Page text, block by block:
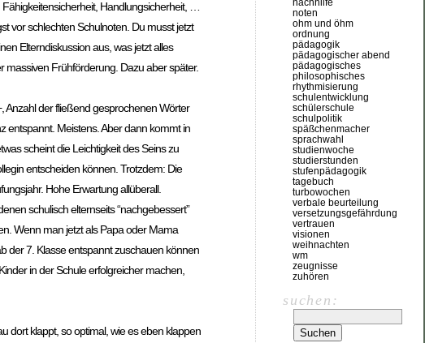
Handlungsicherheit, …
vor schlechten Schulnoten. Du musst jetzt
Elterndiskussion aus, was jetzt alles
massiven Frühförderung. Dazu aber später.
Anzahl der fließend gesprochenen Wörter
entspannt. Meistens. Aber dann kommt in
scheint die Leichtigkeit des Seins zu
entscheiden können. Trotzdem: Die
Hohe Erwartung allüberall.
schulisch elternseits “nachgebessert”
Wenn man jetzt als Papa oder Mama
der 7. Klasse entspannt zuschauen können
in der Schule erfolgreicher machen,
dort klappt, so optimal, wie es eben klappen
nachhilfe
noten
ohm und öhm
ordnung
pädagogik
pädagogischer abend
pädagogisches
philosophisches
rhythmisierung
schulentwicklung
schülerschule
schulpolitik
späßchenmacher
sprachwahl
studienwoche
studierstunden
stufenpädagogik
tagebuch
turbowochen
verbale beurteilung
versetzungsgefährdung
vertrauen
visionen
weihnachten
wm
zeugnisse
zuhören
suchen: